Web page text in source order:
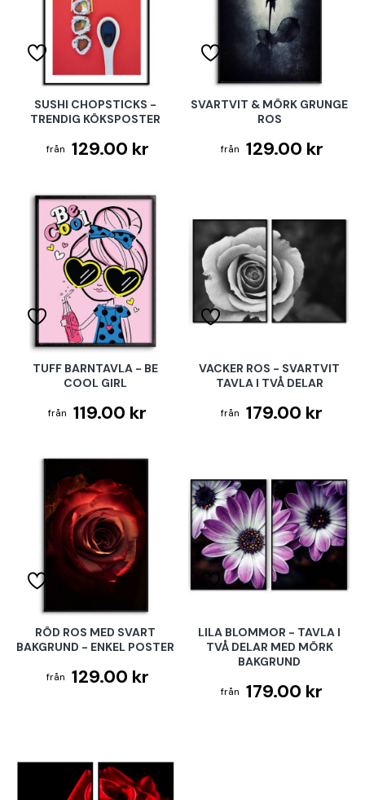
SUSHI CHOPSTICKS -
TRENDIG KÖKSPOSTER
129.00 kr
SVARTVIT & MÖRK GRUNGE
ROS
129.00 kr
TUFF BARNTAVLA - BE
COOL GIRL
119.00 kr
VACKER ROS - SVARTVIT
TAVLA I TVÅ DELAR
179.00 kr
RÖD ROS MED SVART
BAKGRUND - ENKEL POSTER
129.00 kr
LILA BLOMMOR - TAVLA I
TVÅ DELAR MED MÖRK
BAKGRUND
179.00 kr